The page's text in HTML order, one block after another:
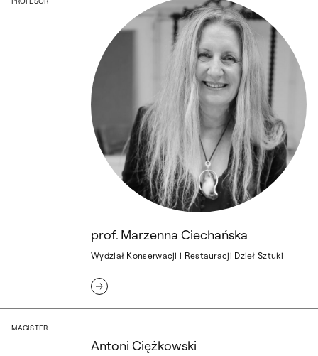
prof. Marzenna Ciechańska
prof. Marzenna Ciechańska
Wydział Konserwacji i Restauracji Dzieł Sztuki
Antoni Ciężkowski
MAGISTER
Antoni Ciężkowski